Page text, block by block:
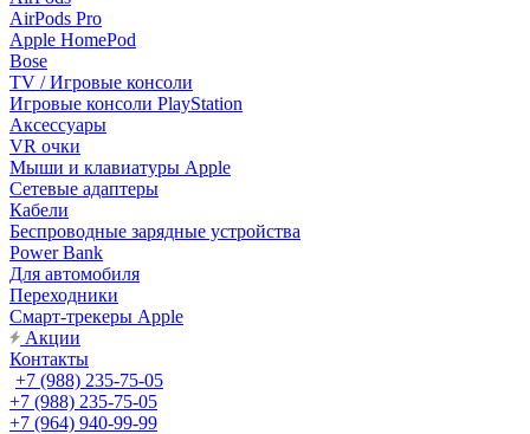
AirPods Pro
Apple HomePod
Bose
TV / Игровые консоли
Игровые консоли PlayStation
Аксессуары
VR очки
Мыши и клавиатуры Apple
Сетевые адаптеры
Кабели
Беспроводные зарядные устройства
Power Bank
Для автомобиля
Переходники
Смарт-трекеры Apple
Акции
Контакты
+7 (988) 235-75-05
+7 (988) 235-75-05
+7 (964) 940-99-99